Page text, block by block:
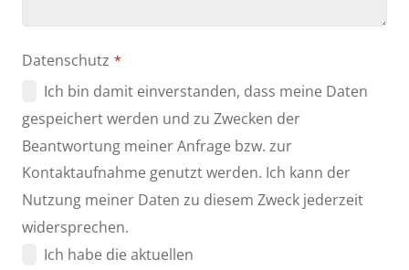
Datenschutz *
Ich bin damit einverstanden, dass meine Daten
gespeichert werden und zu Zwecken der
Beantwortung meiner Anfrage bzw. zur
Kontaktaufnahme genutzt werden. Ich kann der
Nutzung meiner Daten zu diesem Zweck jederzeit
widersprechen.
Ich habe die aktuellen